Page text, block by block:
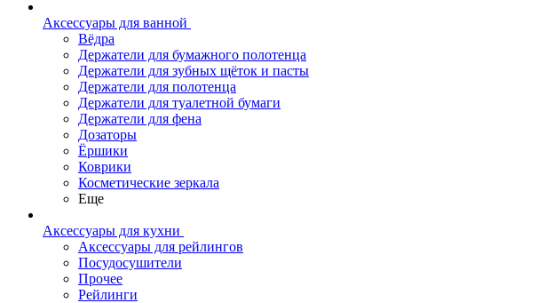
Аксессуары для ванной
Вёдра
Держатели для бумажного полотенца
Держатели для зубных щёток и пасты
Держатели для полотенца
Держатели для туалетной бумаги
Держатели для фена
Дозаторы
Ёршики
Коврики
Косметические зеркала
Еще
Аксессуары для кухни
Аксессуары для рейлингов
Посудосушители
Прочее
Рейлинги